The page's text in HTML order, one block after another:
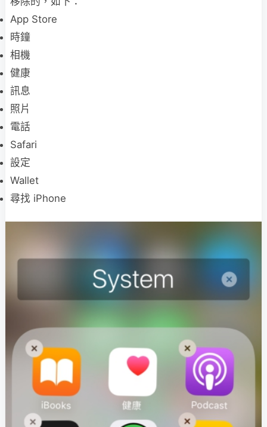
App Store
時鐘
相機
健康
訊息
照片
電話
Safari
設定
Wallet
尋找 iPhone